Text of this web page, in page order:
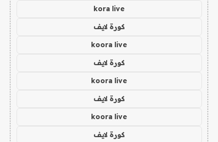
kora live
كورة لايف
koora live
كورة لايف
koora live
كورة لايف
koora live
كورة لايف